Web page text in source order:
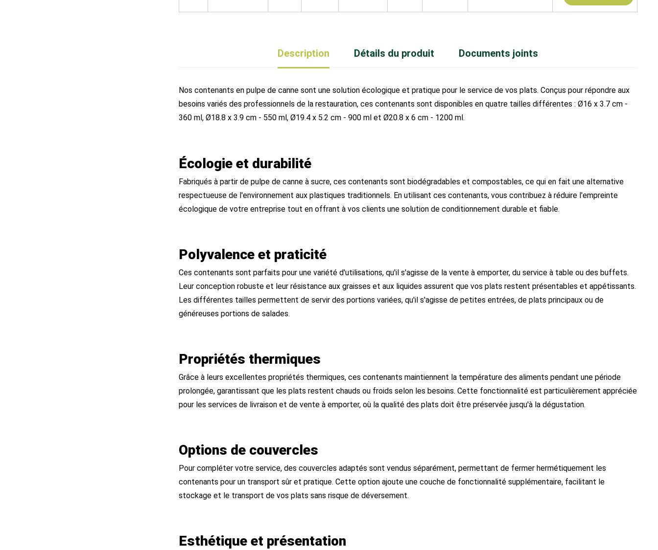
Description Détails du produit Documents joints
Nos contenants en pulpe de canne sont une solution écologique et pratique pour le service de vos plats. Conçus pour répondre aux
besoins variés des professionnels de la restauration, ces contenants sont disponibles en quatre tailles différentes : Ø16 x 3.7 cm -
360 ml, Ø18.8 x 3.9 cm - 550 ml, Ø19.4 x 5.2 cm - 900 ml et Ø20.8 x 6 cm - 1200 ml.
Écologie et durabilité
Fabriqués à partir de pulpe de canne à sucre, ces contenants sont biodégradables et compostables, ce qui en fait une alternative
respectueuse de l'environnement aux plastiques traditionnels. En utilisant ces contenants, vous contribuez à réduire l'empreinte
écologique de votre entreprise tout en offrant à vos clients une solution de conditionnement durable et fiable.
Polyvalence et praticité
Ces contenants sont parfaits pour une variété d'utilisations, qu'il s'agisse de la vente à emporter, du service à table ou des buffets.
Leur conception robuste et leur résistance aux graisses et aux liquides assurent que vos plats restent présentables et appétissants.
Les différentes tailles permettent de servir des portions variées, qu'il s'agisse de petites entrées, de plats principaux ou de
généreuses portions de salades.
Propriétés thermiques
Grâce à leurs excellentes propriétés thermiques, ces contenants maintiennent la température des aliments pendant une période
prolongée, garantissant que les plats restent chauds ou froids selon les besoins. Cette fonctionnalité est particulièrement appréciée
pour les services de livraison et de vente à emporter, où la qualité des plats doit être préservée jusqu'à la dégustation.
Options de couvercles
Pour compléter votre service, des couvercles adaptés sont vendus séparément, permettant de fermer hermétiquement les
contenants pour un transport sûr et pratique. Cette option ajoute une couche de fonctionnalité supplémentaire, facilitant le
stockage et le transport de vos plats sans risque de déversement.
Esthétique et présentation